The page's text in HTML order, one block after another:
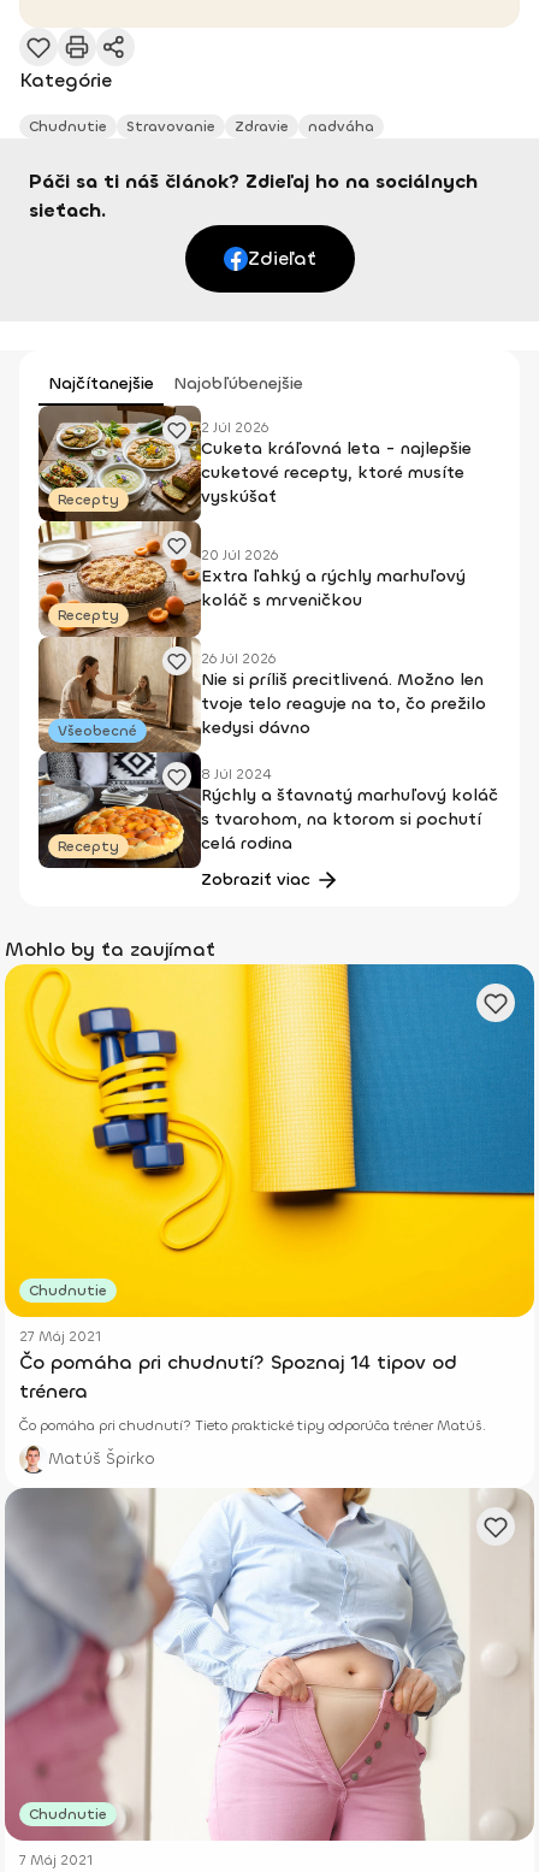
Kategórie
Chudnutie Stravovanie Zdravie nadváha
Páči sa ti náš článok? Zdieľaj ho na sociálnych
sieťach.
Zdieľať
Najčítanejšie Najobľúbenejšie
Recepty
2 Júl 2026
Cuketa kráľovná leta - najlepšie
cuketové recepty, ktoré musíte
vyskúšať
Recepty
20 Júl 2026
Extra ľahký a rýchly marhuľový
koláč s mrveničkou
Všeobecné
26 Júl 2026
Nie si príliš precitlivená. Možno len
tvoje telo reaguje na to, čo prežilo
kedysi dávno
Recepty
8 Júl 2024
Rýchly a šťavnatý marhuľový koláč
s tvarohom, na ktorom si pochutí
celá rodina
Zobraziť viac
Mohlo by ťa zaujímať
Chudnutie
27 Máj 2021
Čo pomáha pri chudnutí? Spoznaj 14 tipov od
trénera
Čo pomáha pri chudnutí? Tieto praktické tipy odporúča tréner Matúš.
Matúš Špirko
Chudnutie
7 Máj 2021